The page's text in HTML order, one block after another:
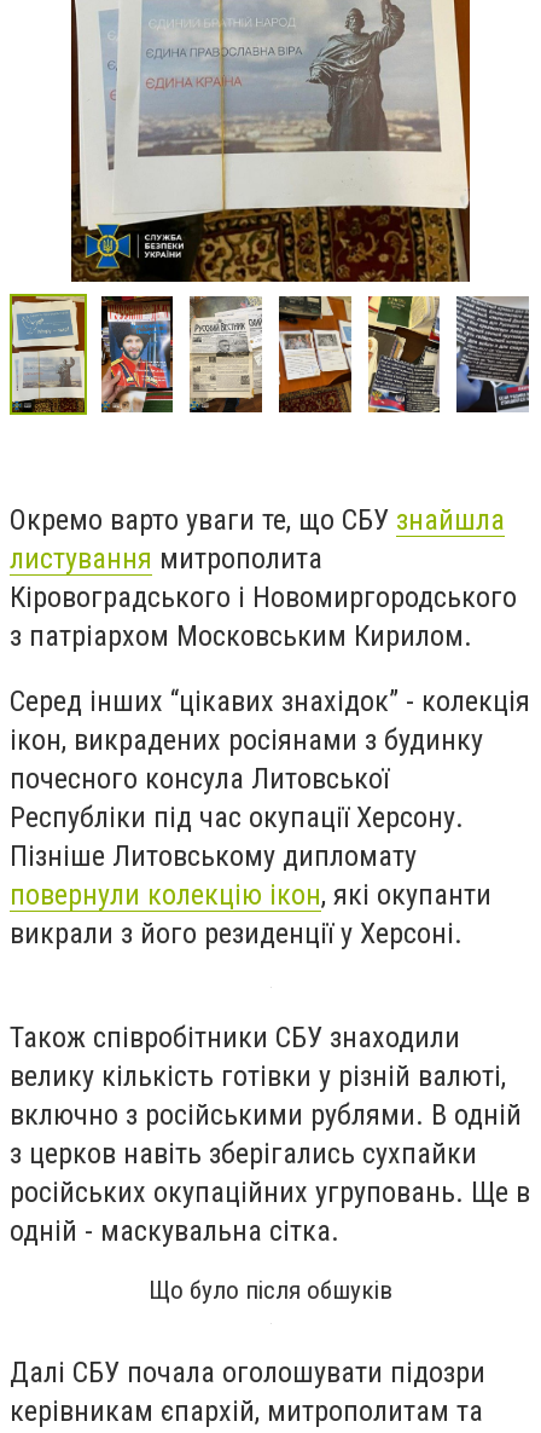
Окремо варто уваги те, що СБУ знайшла
листування митрополита
Кіровоградського і Новомиргородського
з патріархом Московським Кирилом.
Серед інших “цікавих знахідок” - колекція
ікон, викрадених росіянами з будинку
почесного консула Литовської
Республіки під час окупації Херсону.
Пізніше Литовському дипломату
повернули колекцію ікон, які окупанти
викрали з його резиденції у Херсоні.
Також співробітники СБУ знаходили
велику кількість готівки у різній валюті,
включно з російськими рублями. В одній
з церков навіть зберігались сухпайки
російських окупаційних угруповань. Ще в
одній - маскувальна сітка.
Що було після обшуків
Далі СБУ почала оголошувати підозри
керівникам єпархій, митрополитам та